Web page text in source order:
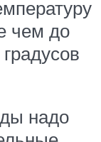
чем до
надо